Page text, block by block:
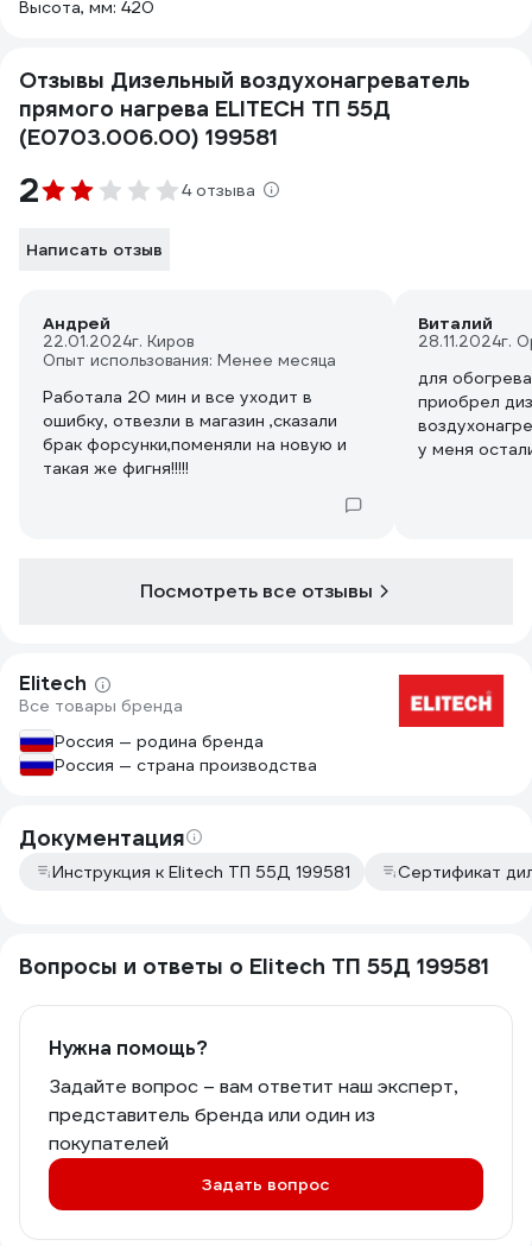
Высота, мм: 420
Отзывы Дизельный воздухонагреватель
прямого нагрева ELITECH ТП 55Д
(E0703.006.00) 199581
2 4 отзыва
Написать отзыв
Андрей
22.01.2024г. Киров
Опыт использования: Менее месяца
Работала 20 мин и все уходит в
ошибку, отвезли в магазин ,сказали
брак форсунки,поменяли на новую и
такая же фигня!!!!!
Виталий
28.11.2024г.
для
приобрел
у меня
способен
окружающей
оценил
упрощает
устойчив к
устройства
Посмотреть все отзывы
Elitech
Все товары бренда
Россия — родина бренда
Россия — страна производства
Документация
Инструкция к Elitech ТП 55Д 199581 Сертификат
Вопросы и ответы о Elitech ТП 55Д 199581
Нужна помощь?
Задайте вопрос – вам ответит наш эксперт,
представитель бренда или один из
покупателей
Задать вопрос